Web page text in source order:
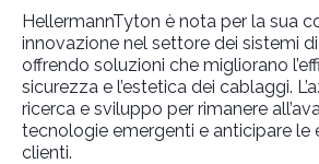
HellermannTyton è nota per la sua
innovazione nel settore dei sistemi
offrendo soluzioni che migliorano
sicurezza e l’estetica dei cablaggi.
ricerca e sviluppo per rimanere
tecnologie emergenti e anticipare le
clienti.